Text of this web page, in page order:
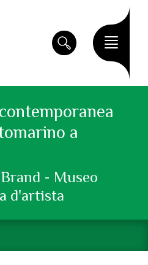
a
- Museo
d'artista